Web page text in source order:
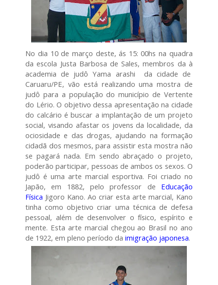
No dia 10 de março deste, ás 15: 00hs na quadra
da escola Justa Barbosa de Sales, membros da à
academia de judô Yama arashi da cidade de
Caruaru/PE, vão está realizando uma mostra de
judô para a população do município de Vertente
do Lério. O objetivo dessa apresentação na cidade
do calcário é buscar a implantação de um projeto
social, visando afastar os jovens da localidade, da
ociosidade e das drogas, ajudando na formação
cidadã dos mesmos, para assistir esta mostra não
se pagará nada. Em sendo abraçado o projeto,
poderão participar, pessoas de ambos os sexos. O
judô é uma arte marcial esportiva. Foi criado no
Japão, em 1882, pelo professor de Educação
Física Jigoro Kano. Ao criar esta arte marcial, Kano
tinha como objetivo criar uma técnica de defesa
pessoal, além de desenvolver o físico, espírito e
mente. Esta arte marcial chegou ao Brasil no ano
de 1922, em pleno período daimigração japonesa.